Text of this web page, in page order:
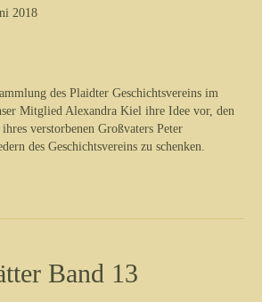
2018
des Plaidter Geschichtsvereins im
Mitglied Alexandra Kiel ihre Idee vor, den
verstorbenen Großvaters Peter
des Geschichtsvereins zu schenken.
Band 13